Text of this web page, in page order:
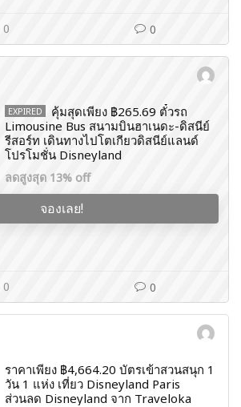
0 0
EXPIRED
คุ้มสุดเพียง ฿265.69 ตั๋วรถ
Limousine Bus สนามบินฮาเนดะ-ดิสนีย์
รีสอร์ท เดินทางไปโตเกียวดิสนีย์แลนด์
โปรโมชั่น Disneyland
ลดสูงสุด 13% off
จองเลย!
0 0
ราคาเพียง ฿4,664.20 บัตรเข้าสวนสนุก 1
วัน 1 แห่ง เที่ยว Disneyland Paris
ส่วนลด Disneyland จาก Traveloka